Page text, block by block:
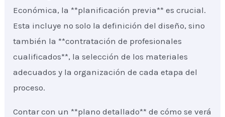
Económica, la **planificación previa** es crucial.
Esta incluye no solo la definición del diseño, sino
también la **contratación de profesionales
cualificados**, la selección de los materiales
adecuados y la organización de cada etapa del
proceso.
Contar con un **plano detallado** de cómo se verá